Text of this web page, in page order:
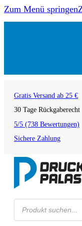
Zum Menü springen
Gratis Versand ab 25 €
30 Tage Rückgaberecht
5/5 (738 Bewertungen)
Sichere Zahlung
Products
search